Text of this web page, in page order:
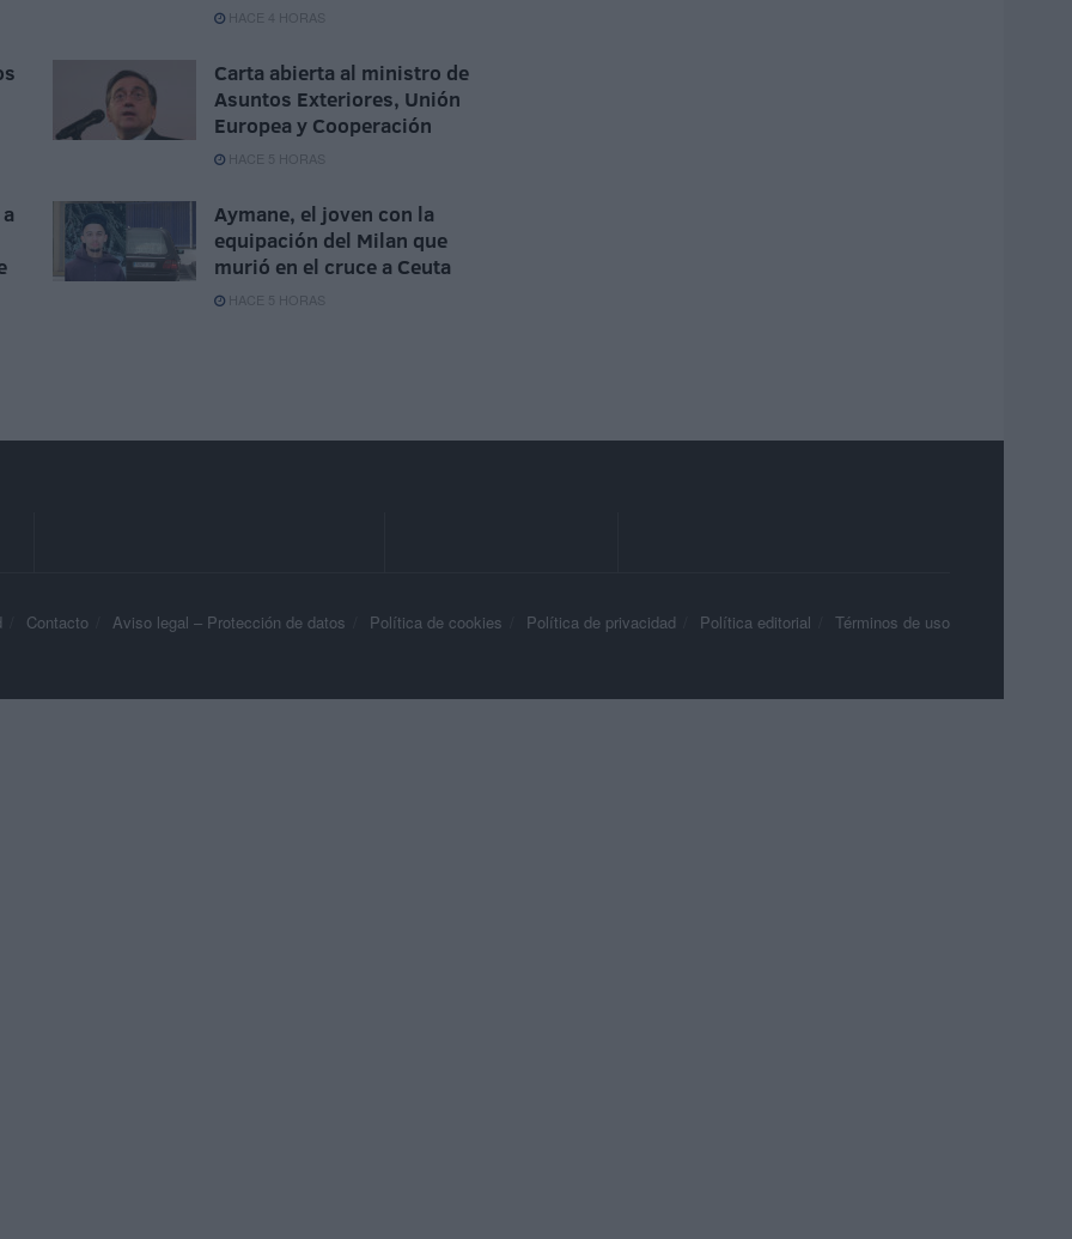
HACE 4 HORAS
Carta abierta al ministro de
Asuntos Exteriores, Unión
Europea y Cooperación
HACE 5 HORAS
Aymane, el joven con la
equipación del Milan que
murió en el cruce a Ceuta
HACE 5 HORAS
Contacto Aviso legal – Protección de datos Política de cookies Política de privacidad Política editorial Términos de uso